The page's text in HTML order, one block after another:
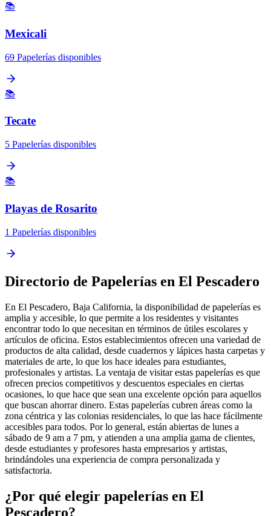
📚
Mexicali
69 Papelerías disponibles
📚
Tecate
5 Papelerías disponibles
📚
Playas de Rosarito
1 Papelerías disponibles
Directorio de Papelerías en El Pescadero
En El Pescadero, Baja California, la disponibilidad de papelerías es
amplia y accesible, lo que permite a los residentes y visitantes
encontrar todo lo que necesitan en términos de útiles escolares y
artículos de oficina. Estos establecimientos ofrecen una variedad de
productos de alta calidad, desde cuadernos y lápices hasta carpetas y
materiales de arte, lo que los hace ideales para estudiantes,
profesionales y artistas. La ventaja de visitar estas papelerías es que
ofrecen precios competitivos y descuentos especiales en ciertas
ocasiones, lo que hace que sean una excelente opción para aquellos
que buscan ahorrar dinero. Estas papelerías cubren áreas como la
zona céntrica y las colonias residenciales, lo que las hace fácilmente
accesibles para todos. Por lo general, están abiertas de lunes a
sábado de 9 am a 7 pm, y atienden a una amplia gama de clientes,
desde estudiantes y profesores hasta empresarios y artistas,
brindándoles una experiencia de compra personalizada y
satisfactoria.
¿Por qué elegir papelerías en El
Pescadero?